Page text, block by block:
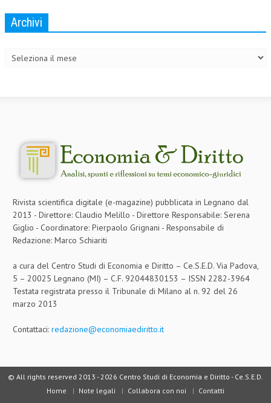
Archivi
Rivista scientifica digitale (e-magazine) pubblicata in Legnano dal
2013 - Direttore: Claudio Melillo - Direttore Responsabile: Serena
Giglio - Coordinatore: Pierpaolo Grignani - Responsabile di
Redazione: Marco Schiariti
a cura del Centro Studi di Economia e Diritto – Ce.S.E.D. Via Padova,
5 – 20025 Legnano (MI) – C.F. 92044830153 – ISSN 2282-3964
Testata registrata presso il Tribunale di Milano al n. 92 del 26
marzo 2013
Contattaci: redazione@economiaediritto.it
© All rights reserved 2013 -2026 Centro Studi di Economia e Diritto - Ce.S.E.D.
Home
Note legali Collabora con noi Contatti